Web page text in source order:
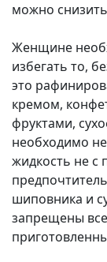
можно
Женщине
избегать то,
это
кремом,
фруктами,
необходимо
жидкость не
шиповника и
запрещены